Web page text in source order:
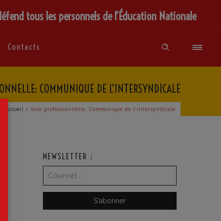
tous les personnels de l’Éducation Nationale
Contacts
COMMUNIQUE DE L’INTERSYNDICALE
Accueil » Voie professionnelle: Communique de l’intersyndicale
NEWSLETTER :